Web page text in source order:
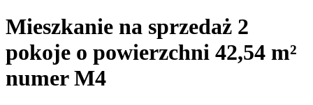
Mieszkanie na sprzedaż 2
pokoje o powierzchni 42,54 m²
numer M4